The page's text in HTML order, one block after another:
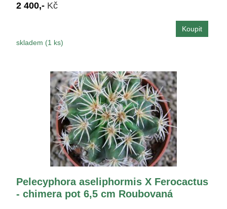
2 400,- Kč
skladem (1 ks)
Pelecyphora aseliphormis X Ferocactus
- chimera pot 6,5 cm Roubovaná